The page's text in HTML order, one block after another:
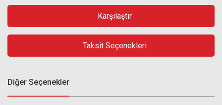
Karşılaştır
Taksit Seçenekleri
Diğer Seçenekler